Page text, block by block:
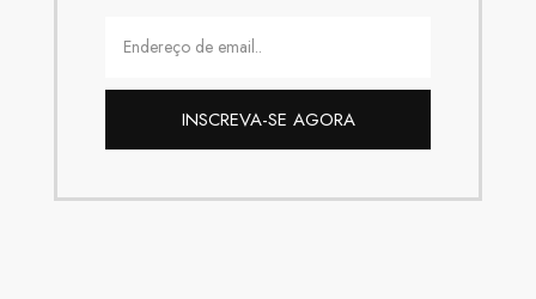
INSCREVA-SE AGORA